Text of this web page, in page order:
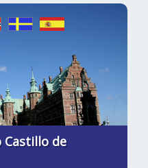
Castillo de